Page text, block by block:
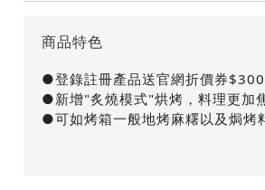
商品特色
●登錄註冊產品送官網折價券
●新增"炙燒模式"烘烤，料理更加
●可如烤箱一般地烤麻糬以及焗烤